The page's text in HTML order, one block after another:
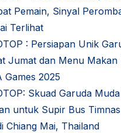
Pemain, Sinyal
Terlihat
: Persiapan Unik
Jumat dan Menu Makan
Games 2025
Skuad Garuda
untuk Supir Bus
Chiang Mai, Thailand